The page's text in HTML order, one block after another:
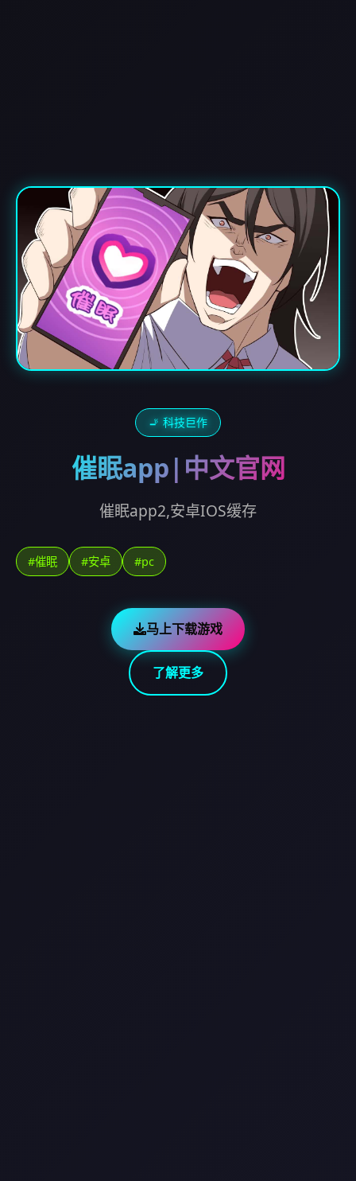
🚬 科技巨作
催眠app|中文官网
催眠app2,安卓IOS缓存
#催眠 #安卓 #pc
马上下载游戏
了解更多